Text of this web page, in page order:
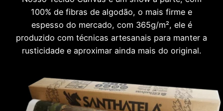
100% de fibras de algodão, o mais firme e
espesso do mercado, com 365g/m², ele é
produzido com técnicas artesanais para manter a
rusticidade e aproximar ainda mais do original.